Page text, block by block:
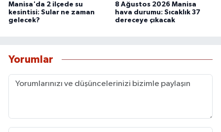
Manisa'da 2 ilçede su
kesintisi: Sular ne zaman
gelecek?
8 Ağustos 2026 Manisa
hava durumu: Sıcaklık 37
dereceye çıkacak
Yorumlar